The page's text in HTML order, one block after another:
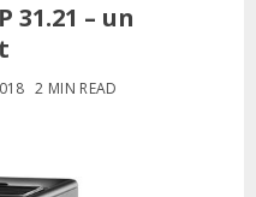
31.21 – un
2 MIN READ